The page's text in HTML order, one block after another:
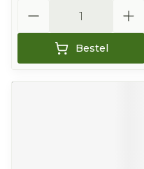
Bestel